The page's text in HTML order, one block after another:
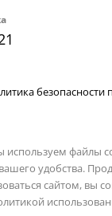
безопасности
используем файлы
вашего удобства.
сайтом, вы